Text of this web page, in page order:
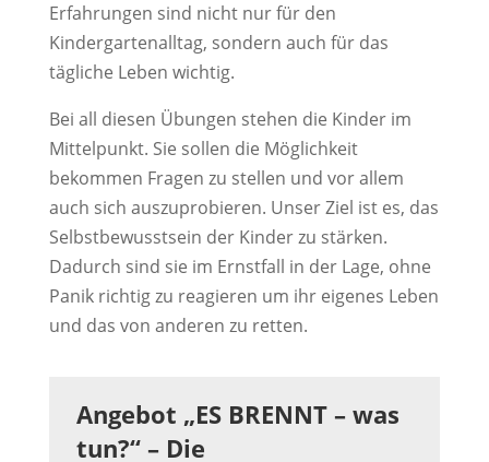
Erfahrungen sind nicht nur für den
Kindergartenalltag, sondern auch für das
tägliche Leben wichtig.
Bei all diesen Übungen stehen die Kinder im
Mittelpunkt. Sie sollen die Möglichkeit
bekommen Fragen zu stellen und vor allem
auch sich auszuprobieren. Unser Ziel ist es, das
Selbstbewusstsein der Kinder zu stärken.
Dadurch sind sie im Ernstfall in der Lage, ohne
Panik richtig zu reagieren um ihr eigenes Leben
und das von anderen zu retten.
Angebot „ES BRENNT – was
tun?“ – Die